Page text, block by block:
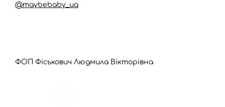
@maybebaby_ua
ФОП Фіськович Людмила Вікторівна